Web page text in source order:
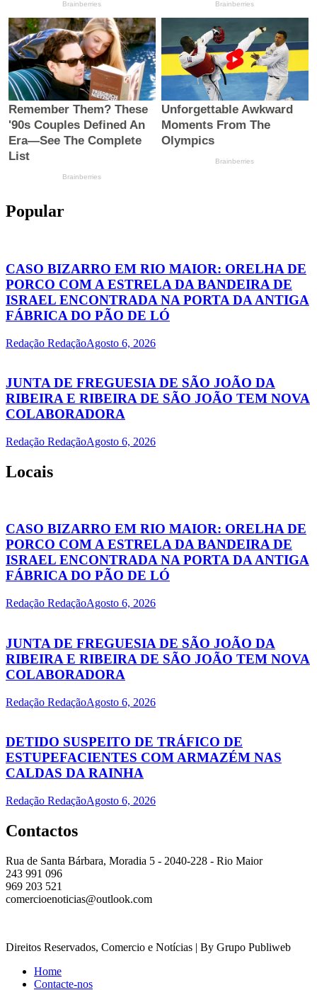
Popular
CASO BIZARRO EM RIO MAIOR: ORELHA DE
PORCO COM A ESTRELA DA BANDEIRA DE
ISRAEL ENCONTRADA NA PORTA DA ANTIGA
FÁBRICA DO PÃO DE LÓ
Redação RedaçãoAgosto 6, 2026
JUNTA DE FREGUESIA DE SÃO JOÃO DA
RIBEIRA E RIBEIRA DE SÃO JOÃO TEM NOVA
COLABORADORA
Redação RedaçãoAgosto 6, 2026
Locais
CASO BIZARRO EM RIO MAIOR: ORELHA DE
PORCO COM A ESTRELA DA BANDEIRA DE
ISRAEL ENCONTRADA NA PORTA DA ANTIGA
FÁBRICA DO PÃO DE LÓ
Redação RedaçãoAgosto 6, 2026
JUNTA DE FREGUESIA DE SÃO JOÃO DA
RIBEIRA E RIBEIRA DE SÃO JOÃO TEM NOVA
COLABORADORA
Redação RedaçãoAgosto 6, 2026
DETIDO SUSPEITO DE TRÁFICO DE
ESTUPEFACIENTES COM ARMAZÉM NAS
CALDAS DA RAINHA
Redação RedaçãoAgosto 6, 2026
Contactos
Rua de Santa Bárbara, Moradia 5 - 2040-228 - Rio Maior
243 991 096
969 203 521
comercioenoticias@outlook.com
Direitos Reservados, Comercio e Notícias | By Grupo Publiweb
Home
Contacte-nos